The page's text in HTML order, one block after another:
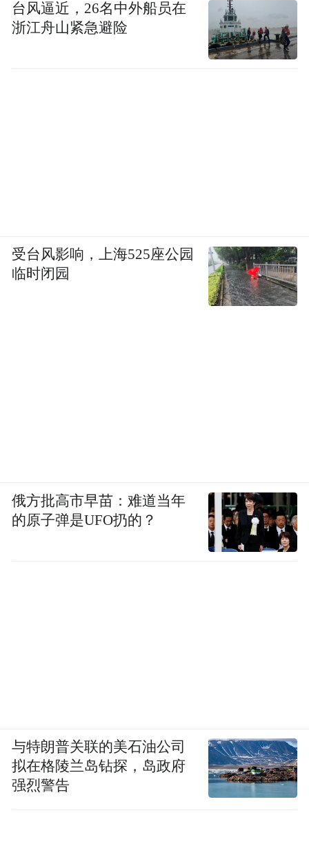
台风逼近，26名中外船员在
浙江舟山紧急避险
受台风影响，上海525座公园
临时闭园
俄方批高市早苗：难道当年
的原子弹是UFO扔的？
与特朗普关联的美石油公司
拟在格陵兰岛钻探，岛政府
强烈警告